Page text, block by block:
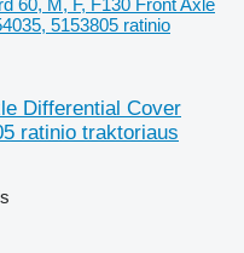
5153805 ratinio
Differential Cover
ratinio traktoriaus